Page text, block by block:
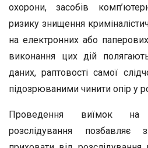
охорони, засобів
ризику знищення
на електронних або
виконання цих дій
даних, раптовості самої
підозрюваними чинити опір у
Проведення виїмок на
розслідування позбавляє